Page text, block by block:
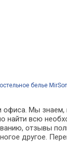
белье
Мы знаем,
найти всю
отзывы
другое.